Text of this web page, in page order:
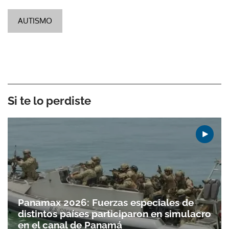
AUTISMO
Si te lo perdiste
Panamax 2026: Fuerzas especiales de
distintos países participaron en simulacro
en el canal de Panamá